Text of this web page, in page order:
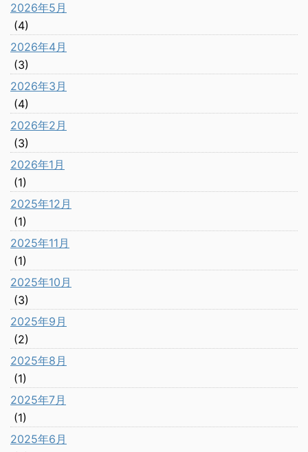
2026年5月
(4)
2026年4月
(3)
2026年3月
(4)
2026年2月
(3)
2026年1月
(1)
2025年12月
(1)
2025年11月
(1)
2025年10月
(3)
2025年9月
(2)
2025年8月
(1)
2025年7月
(1)
2025年6月